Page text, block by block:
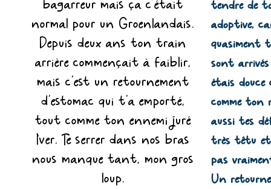
bagarreur mais ça c'était
normal pour un Groenlandais.
Depuis deux ans ton train
arrière commençait à faiblir,
mais c'est un retournement
d'estomac qui t'a emporté,
tout comme ton ennemi juré
Iver. Te serrer dans nos bras
nous manque tant, mon gros
loup.
tendre de
adoptive,
quasiment
sont
étais douce
comme ton
aussi tes
très têtu
pas
Un